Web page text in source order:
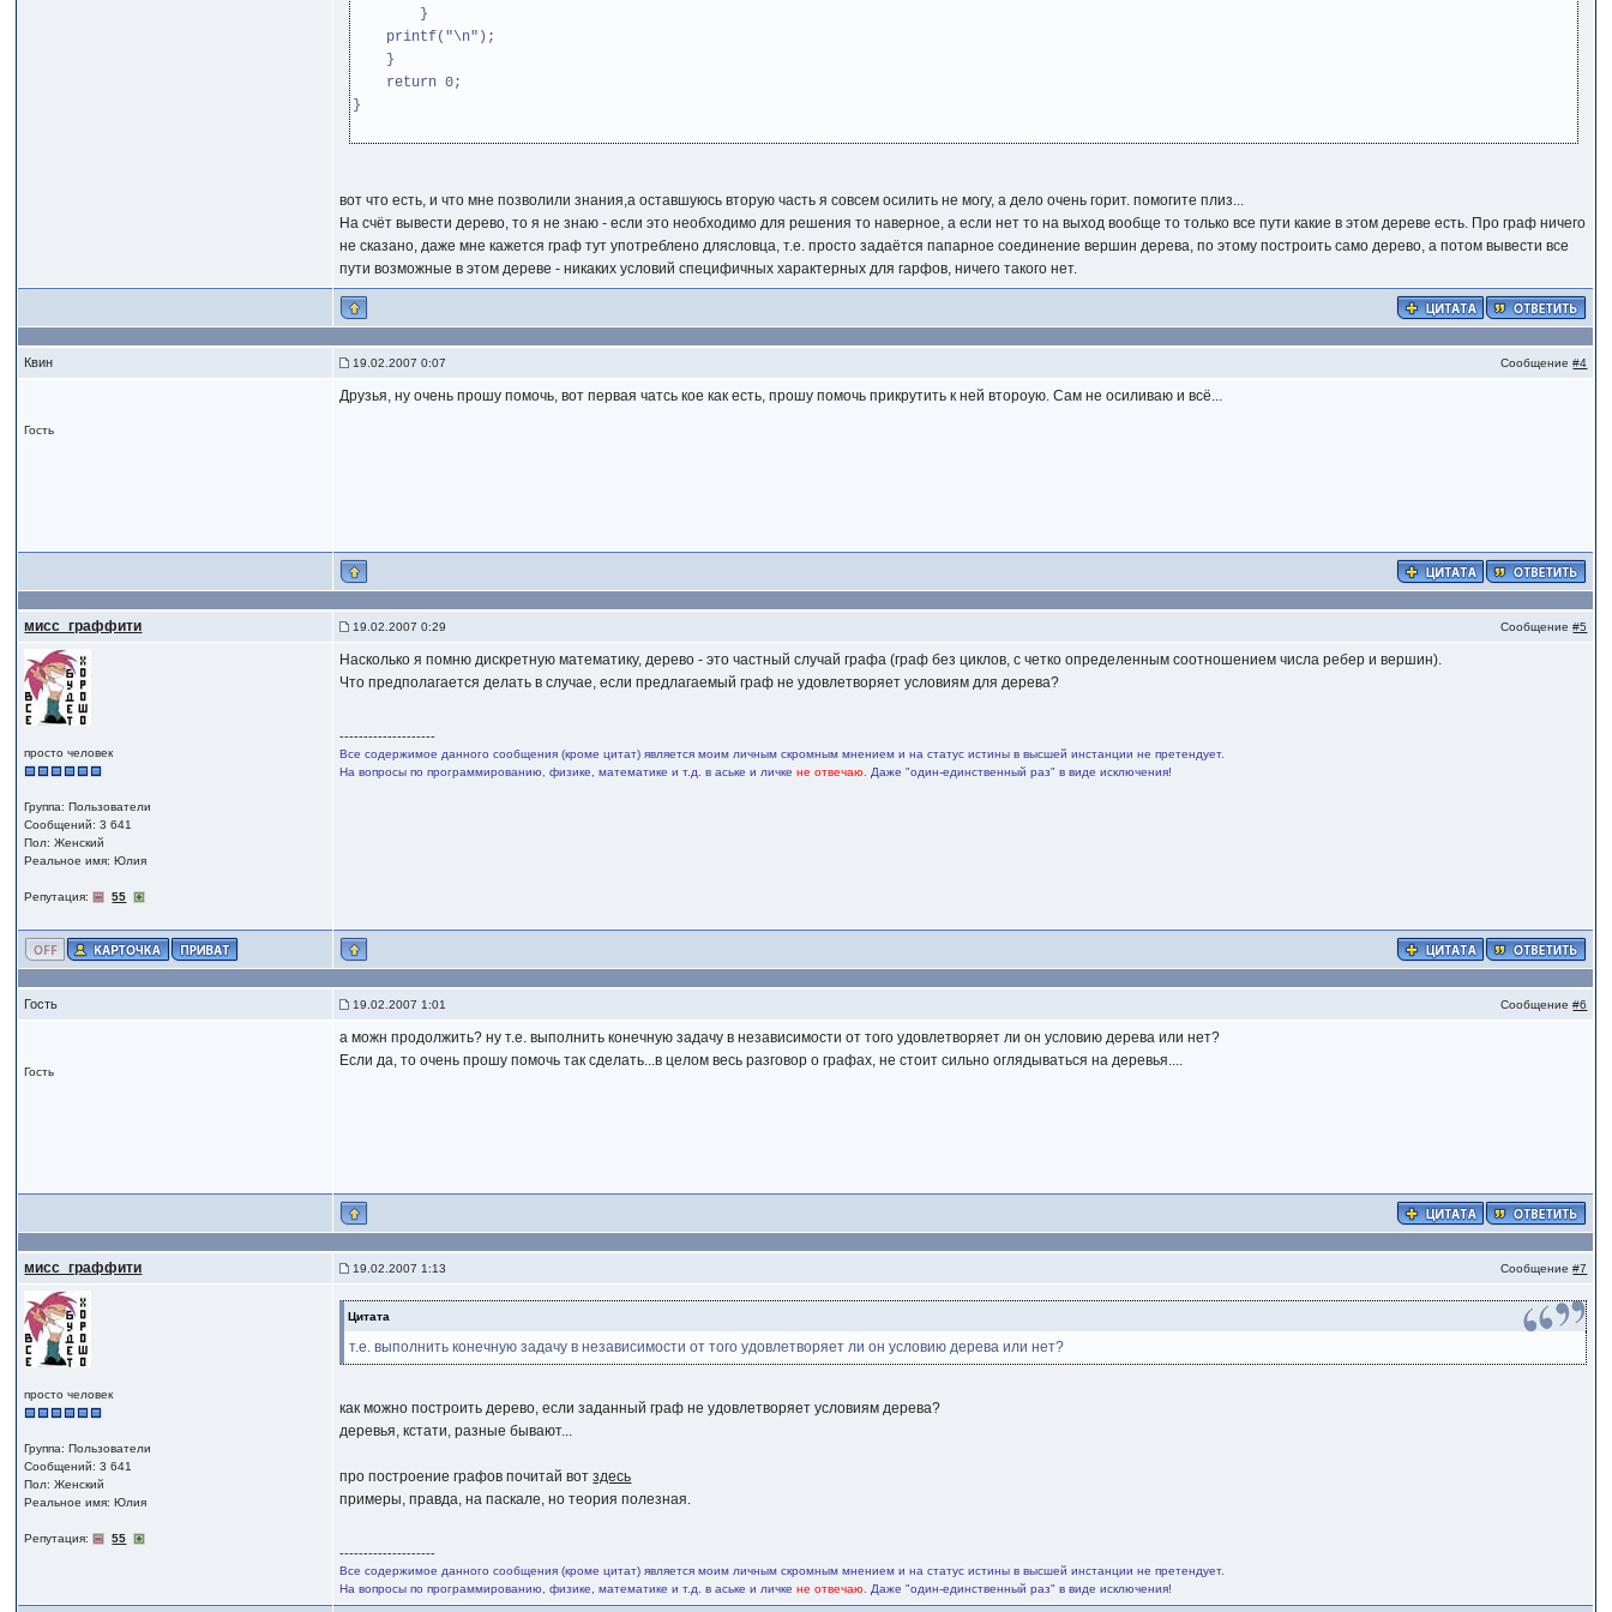
}
printf("\n");
}
return 0;
}
вот что есть, и что мне позволили знания,а оставшуюсь вторую часть я совсем осилить не могу, а дело очень горит. помогите плиз...
На счёт вывести дерево, то я не знаю - если это необходимо для решения то наверное, а если нет то на выход вообще то только все пути какие в этом дереве есть. Про граф ничего
не сказано, даже мне кажется граф тут употреблено длясловца, т.е. просто задаётся папарное соединение вершин дерева, по этому построить само дерево, а потом вывести все
пути возможные в этом дереве - никаких условий специфичных характерных для гарфов, ничего такого нет.
Квин 19.02.2007 0:07 Сообщение#4
Гость
Друзья, ну очень прошу помочь, вот первая чатсь кое как есть, прошу помочь прикрутить к ней второую. Сам не осиливаю и всё...
мисс_граффити 19.02.2007 0:29 Сообщение#5
просто человек
Группа: Пользователи
Сообщений: 3 641
Пол: Женский
Реальное имя: Юлия
Репутация: 55
Насколько я помню дискретную математику, дерево - это частный случай графа (граф без циклов, с четко определенным соотношением числа ребер и вершин).
Что предполагается делать в случае, если предлагаемый граф не удовлетворяет условиям для дерева?
--------------------
Все содержимое данного сообщения (кроме цитат) является моим личным скромным мнением и на статус истины в высшей инстанции не претендует.
На вопросы по программированию, физике, математике и т.д. в аське и личкене отвечаю. Даже "один-единственный раз" в виде исключения!
Гость 19.02.2007 1:01 Сообщение#6
Гость
а можн продолжить? ну т.е. выполнить конечную задачу в независимости от того удовлетворяет ли он условию дерева или нет?
Если да, то очень прошу помочь так сделать...в целом весь разговор о графах, не стоит сильно оглядываться на деревья....
мисс_граффити 19.02.2007 1:13 Сообщение#7
просто человек
Группа: Пользователи
Сообщений: 3 641
Пол: Женский
Реальное имя: Юлия
Репутация: 55
Цитата
т.е. выполнить конечную задачу в независимости от того удовлетворяет ли он условию дерева или нет?
как можно построить дерево, если заданный граф не удовлетворяет условиям дерева?
деревья, кстати, разные бывают...
про построение графов почитай вотздесь
примеры, правда, на паскале, но теория полезная.
--------------------
Все содержимое данного сообщения (кроме цитат) является моим личным скромным мнением и на статус истины в высшей инстанции не претендует.
На вопросы по программированию, физике, математике и т.д. в аське и личкене отвечаю. Даже "один-единственный раз" в виде исключения!